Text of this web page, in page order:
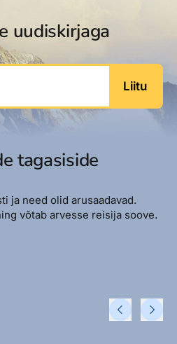
uudiskirjaga
Liitu
tagasiside
ja need olid arusaadavad.
võtab arvesse reisija soove.